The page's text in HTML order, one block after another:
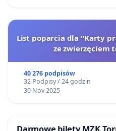
List poparcia dla "Karty
ze zwierzęciem
40 276 podpisów
32 Podpisy / 24 godzin
30 Nov 2025